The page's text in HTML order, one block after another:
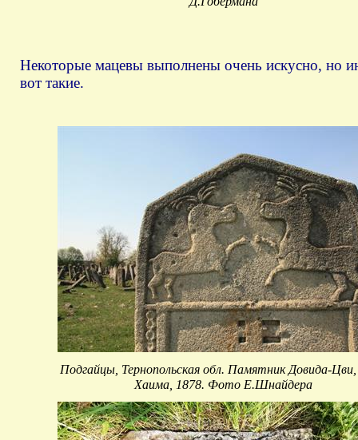
Подгайцы, Тернопольская обл. Памятник Довида-
Хаима, 1878. Фото Е.Шнайдера
Некоторые мацевы выполнены очень искусно, но
вот такие.